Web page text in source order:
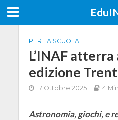
PER LA SCUOLA
L’INAF
edizione
17 Ottobre 2025 4
Astronomia, giochi, e